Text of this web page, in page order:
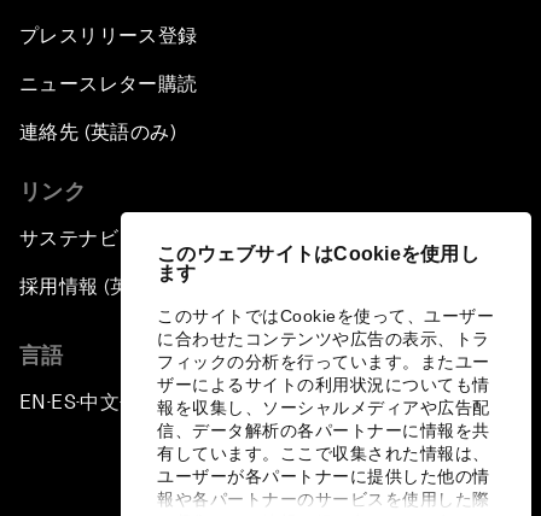
このウェブサイトはCookieを使用し
ます
このサイトではCookieを使って、ユーザー
に合わせたコンテンツや広告の表示、トラ
フィックの分析を行っています。またユー
ザーによるサイトの利用状況についても情
報を収集し、ソーシャルメディアや広告配
信、データ解析の各パートナーに情報を共
有しています。ここで収集された情報は、
ユーザーが各パートナーに提供した他の情
報や各パートナーのサービスを使用した際
プレスリリース登録
ニュースレター購読
連絡先 (英語のみ)
リンク
サステナビリティへの取り組み
採用情報 (英語のみ)
言語
EN ▪ES▪中文▪ 日本語